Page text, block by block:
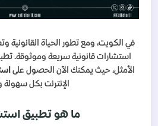
في الكويت، ومع تطور الحياة القانونية
استشارات قانونية سريعة وموثوقة.
الأمثل، حيث يمكنك الآن الحصول على
الإنترنت بكل سهولة
ما هو تطبيق